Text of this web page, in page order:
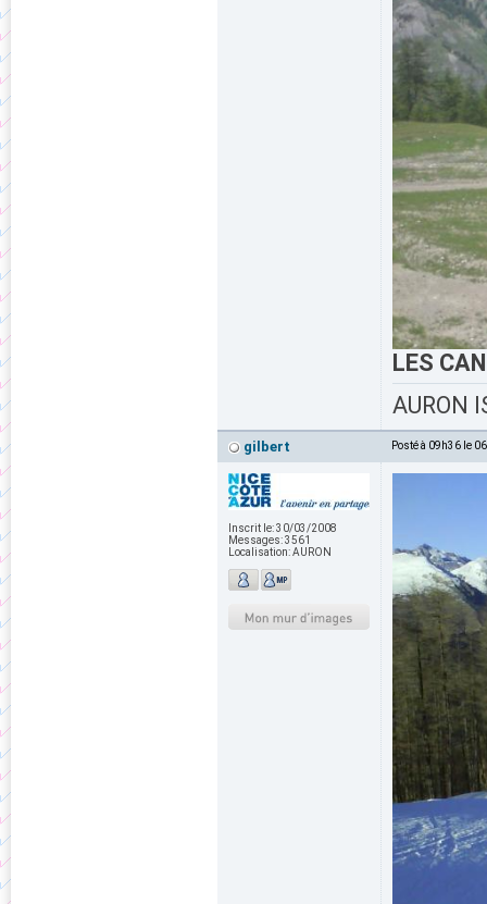
LES
AURON
gilbert Posté à 09h36 le
Inscrit le:30/03/2008
Messages:3561
Localisation:AURON